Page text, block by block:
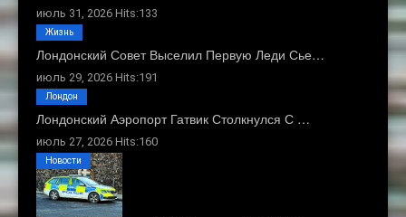
июль 31, 2026 Hits:133
Лондонский Совет Выселил Первую Леди Сье…
июль 29, 2026 Hits:191
Жизнь
Лондонский Аэропорт Гатвик Столкнулся С …
июль 27, 2026 Hits:160
Лондон
Новости